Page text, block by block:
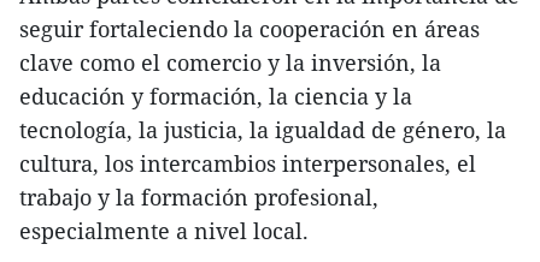
seguir fortaleciendo la cooperación en áreas
clave como el comercio y la inversión, la
educación y formación, la ciencia y la
tecnología, la justicia, la igualdad de género, la
cultura, los intercambios interpersonales, el
trabajo y la formación profesional,
especialmente a nivel local.